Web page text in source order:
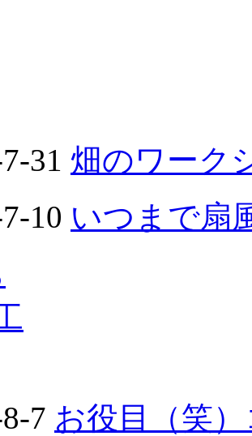
31 畑のワーク
10 いつまで扇
7 お役目（笑